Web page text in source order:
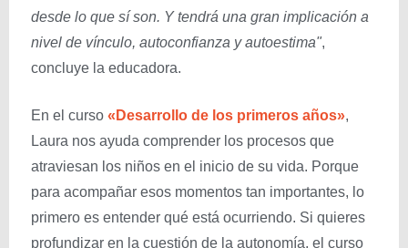
desde lo que sí son. Y tendrá una gran implicación a
nivel de vínculo, autoconfianza y autoestima",
concluye la educadora.
En el curso «Desarrollo de los primeros años»,
Laura nos ayuda comprender los procesos que
atraviesan los niños en el inicio de su vida. Porque
para acompañar esos momentos tan importantes, lo
primero es entender qué está ocurriendo. Si quieres
profundizar en la cuestión de la autonomía, el curso